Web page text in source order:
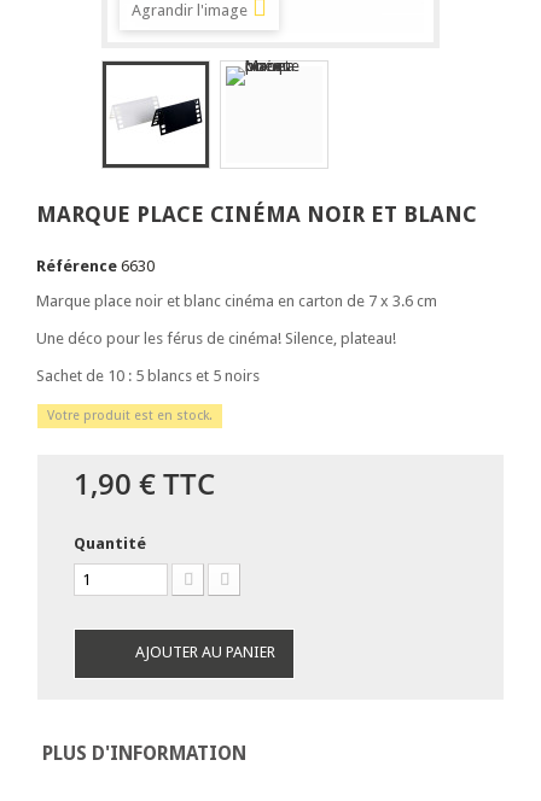
Agrandir l'image
MARQUE PLACE CINÉMA NOIR ET BLANC
Référence 6630
Marque place noir et blanc cinéma en carton de 7 x 3.6 cm
Une déco pour les férus de cinéma! Silence, plateau!
Sachet de 10 : 5 blancs et 5 noirs
Votre produit est en stock.
1,90 €TTC
Quantité
AJOUTER AU PANIER
PLUS D'INFORMATION